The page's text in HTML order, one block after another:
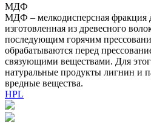
МДФ
МДФ – мелкодисперсная фракция
изготовленная из древесного
последующим горячим
обрабатываются перед
связующими веществами. Для
натуральные продукты лигнин и
вредные вещества.
HPL